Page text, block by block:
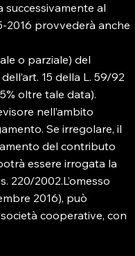
successivamente al
2016 provvederà anche
o parziale) del
15 della L. 59/92
oltre tale data).
nell’ambito
Se irregolare, il
del contributo
essere irrogata la
220/2002.L’omesso
2016), può
cooperative, con